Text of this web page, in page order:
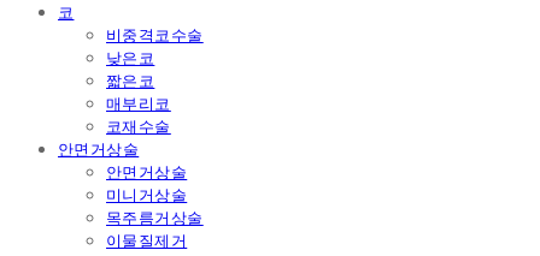
코
비중격코수술
낮은코
짧은코
매부리코
코재수술
안면거상술
안면거상술
미니거상술
목주름거상술
이물질제거